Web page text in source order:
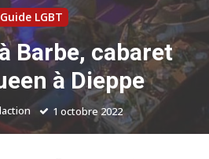
Guide LGBT
Barbe, cabaret
à Dieppe
1 octobre 2022